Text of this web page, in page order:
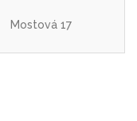
Mostová 17